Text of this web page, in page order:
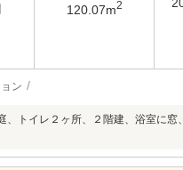
120.07m2
ン
トイレ２ヶ所、２階建、浴室に窓